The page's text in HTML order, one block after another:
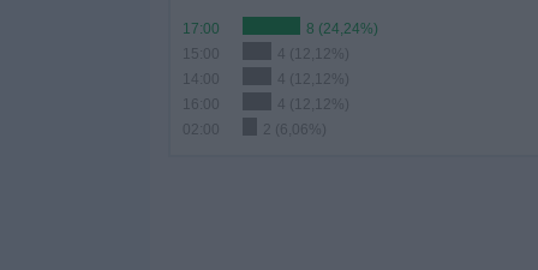
17:00
8 (24,24%)
15:00
4 (12,12%)
4 (12,12%)
16:00
4 (12,12%)
02:00
2 (6,06%)